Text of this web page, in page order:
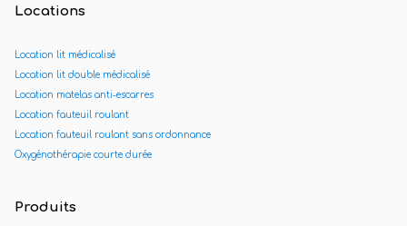
Locations
Location lit médicalisé
Location lit double médicalisé
Location matelas anti-escarres
Location fauteuil roulant
Location fauteuil roulant sans ordonnance
Oxygénothérapie courte durée
Produits